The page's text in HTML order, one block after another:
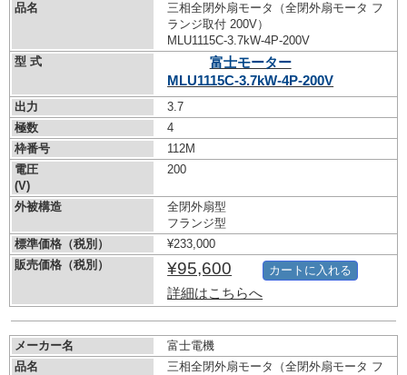
品名
三相全閉外扇モータ（全閉外扇モータ フ
ランジ取付 200V）
MLU1115C-3.7kW-4P-200V
型 式
富士モーター
MLU1115C-3.7kW-4P-200V
出力
3.7
極数
4
枠番号
112M
電圧
(V)
200
外被構造
全閉外扇型
フランジ型
標準価格（税別）
¥233,000
販売価格（税別）
¥95,600
詳細はこちらへ
カートに入れる
メーカー名
富士電機
品名
三相全閉外扇モータ（全閉外扇モータ フ